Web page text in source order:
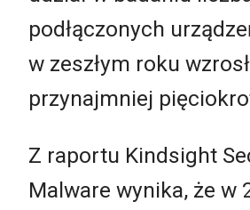
podłączonych
w zeszłym roku
przynajmniej
Z raportu Kindsight
Malware wynika, że w